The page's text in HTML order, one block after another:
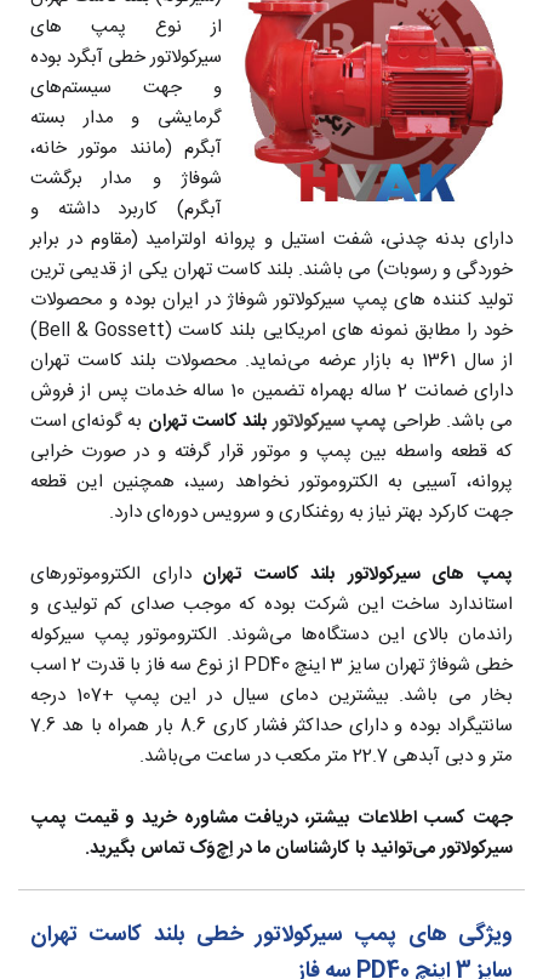
از نوع پمپ های
سیرکولاتور خطی آبگرد بوده
و جهت سیستم‌های
گرمایشی و مدار بسته
آبگرم (مانند موتور خانه،
شوفاژ و مدار برگشت
آبگرم) کاربرد داشته و
دارای بدنه چدنی، شفت استیل و پروانه اولترامید (مقاوم در برابر
خوردگی و رسوبات) می باشند. بلند کاست تهران یکی از قدیمی ترین
تولید کننده های پمپ سیرکولاتور شوفاژ در ایران بوده و محصولات
خود را مطابق نمونه های امریکایی بلند کاست (Bell & Gossett)
از سال 1361 به بازار عرضه می‌نماید. محصولات بلند کاست تهران
دارای ضمانت 2 ساله بهمراه تضمین 10 ساله خدمات پس از فروش
می باشد. طراحی پمپ سیرکولاتوربلند کاست تهران به گونه‌ای است
که قطعه واسطه بین پمپ و موتور قرار گرفته و در صورت خرابی
پروانه، آسیبی به الکتروموتور نخواهد رسید، همچنین این قطعه
جهت کارکرد بهتر نیاز به روغنکاری و سرویس دوره‌ای دارد.
پمپ های سیرکولاتور بلند کاست تهران دارای الکتروموتورهای
استاندارد ساخت این شرکت بوده که موجب صدای کم تولیدی و
راندمان بالای این دستگاه‌ها می‌شوند. الکتروموتور پمپ سیرکوله
خطی شوفاژ تهران سایز 3 اینچ PD40 از نوع سه فاز با قدرت 2 اسب
بخار می باشد. بیشترین دمای سیال در این پمپ +107 درجه
سانتیگراد بوده و دارای حداکثر فشار کاری 8.6 بار همراه با هد 7.6
متر و دبی آبدهی 22.7 متر مکعب در ساعت می‌باشد.
جهت کسب اطلاعات بیشتر، دریافت مشاوره خرید و قیمت پمپ
سیرکولاتور می‌توانید با کارشناسان ما در اِچ‌وَک تماس بگیرید.
ویژگی های پمپ سیرکولاتور خطی بلند کاست تهران